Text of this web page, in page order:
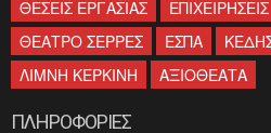
ΘΕΣΕΙΣ ΕΡΓΑΣΙΑΣ
ΕΠΙΧΕΙΡΗΣΕΙΣ
ΘΕΑΤΡΟ ΣΕΡΡΕΣ
ΕΣΠΑ
ΛΙΜΝΗ ΚΕΡΚΙΝΗ
ΑΞΙΟΘΕΑΤΑ
ΠΛΗΡΟΦΟΡΙΕΣ